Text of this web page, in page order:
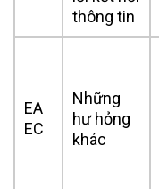
thông tin
EA
EC
Những
hư hỏng
khác